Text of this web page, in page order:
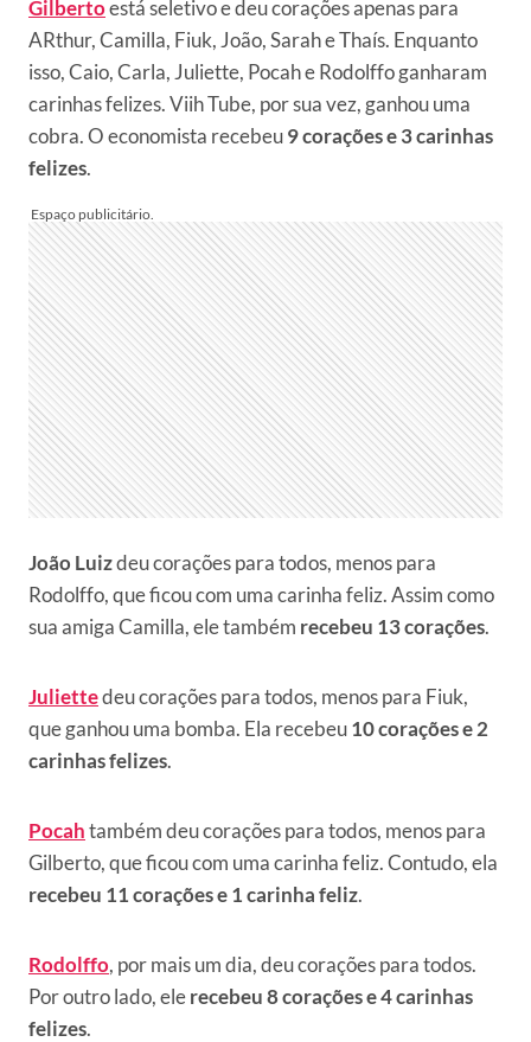
Gilbertoestá seletivo e deu corações apenas para
ARthur, Camilla, Fiuk, João, Sarah e Thaís. Enquanto
isso, Caio, Carla, Juliette, Pocah e Rodolffo ganharam
carinhas felizes. Viih Tube, por sua vez, ganhou uma
cobra. O economista recebeu9 corações e 3 carinhas
felizes.
João Luizdeu corações para todos, menos para
Rodolffo, que ficou com uma carinha feliz. Assim como
sua amiga Camilla, ele também recebeu 13 corações.
Juliettedeu corações para todos, menos para Fiuk,
que ganhou uma bomba. Ela recebeu10 corações e 2
carinhas felizes.
Pocahtambém deu corações para todos, menos para
Gilberto, que ficou com uma carinha feliz. Contudo, ela
recebeu 11 corações e 1 carinha feliz.
Rodolffo, por mais um dia, deu corações para todos.
Por outro lado, elerecebeu 8 corações e 4 carinhas
felizes.